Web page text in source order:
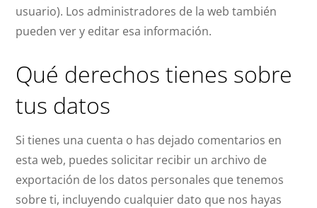
usuario). Los administradores de la web también
pueden ver y editar esa información.
Qué derechos tienes sobre
tus datos
Si tienes una cuenta o has dejado comentarios en
esta web, puedes solicitar recibir un archivo de
exportación de los datos personales que tenemos
sobre ti, incluyendo cualquier dato que nos hayas